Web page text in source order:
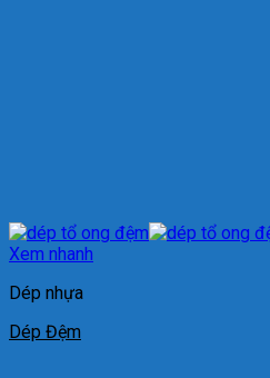
Xem nhanh
Dép nhựa
Dép Đệm